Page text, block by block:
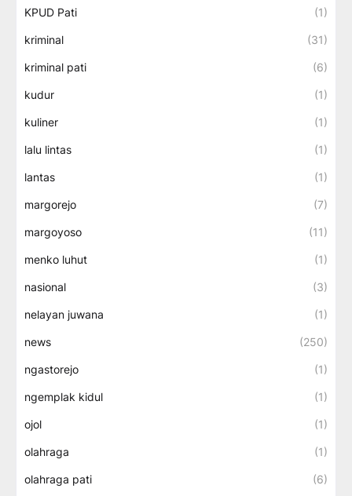
KPUD Pati (1)
kriminal (31)
kriminal pati (6)
kudur (1)
kuliner (1)
lalu lintas (1)
lantas (1)
margorejo (7)
margoyoso (11)
menko luhut (1)
nasional (3)
nelayan juwana (1)
news (250)
ngastorejo (1)
ngemplak kidul (1)
ojol (1)
olahraga (1)
olahraga pati (6)